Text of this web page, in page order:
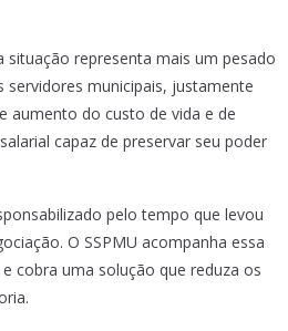
situação representa mais um pesado
municipais, justamente
aumento do custo de vida e de
capaz de preservar seu poder
pelo tempo que levou
O SSPMU acompanha essa
cobra uma solução que reduza os